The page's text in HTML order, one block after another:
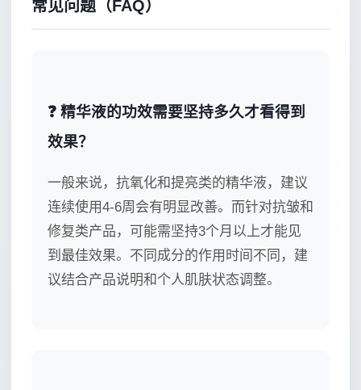
常见问题（FAQ）
❓ 精华液的功效需要坚持多久才看得到
效果？
一般来说，抗氧化和提亮类的精华液，建议
连续使用4-6周会有明显改善。而针对抗皱和
修复类产品，可能需坚持3个月以上才能见
到最佳效果。不同成分的作用时间不同，建
议结合产品说明和个人肌肤状态调整。